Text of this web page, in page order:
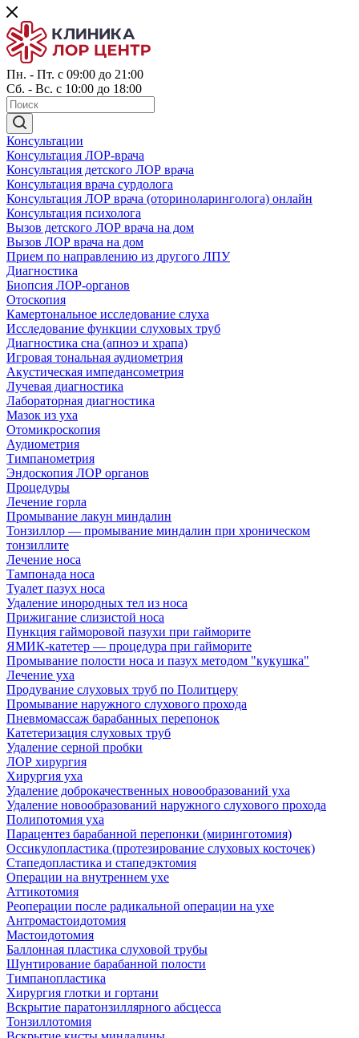
Пн. - Пт. с 09:00 до 21:00
Сб. - Вс. с 10:00 до 18:00
Консультации
Консультация ЛОР-врача
Консультация детского ЛОР врача
Консультация врача сурдолога
Консультация ЛОР врача (оториноларинголога) онлайн
Консультация психолога
Вызов детского ЛОР врача на дом
Вызов ЛОР врача на дом
Прием по направлению из другого ЛПУ
Диагностика
Биопсия ЛОР-органов
Отоскопия
Камертональное исследование слуха
Исследование функции слуховых труб
Диагностика сна (апноэ и храпа)
Игровая тональная аудиометрия
Акустическая импедансометрия
Лучевая диагностика
Лабораторная диагностика
Мазок из уха
Отомикроскопия
Аудиометрия
Тимпанометрия
Эндоскопия ЛОР органов
Процедуры
Лечение горла
Промывание лакун миндалин
Тонзиллор — промывание миндалин при хроническом
тонзиллите
Лечение носа
Тампонада носа
Туалет пазух носа
Удаление инородных тел из носа
Прижигание слизистой носа
Пункция гайморовой пазухи при гайморите
ЯМИК-катетер — процедура при гайморите
Промывание полости носа и пазух методом "кукушка"
Лечение уха
Продувание слуховых труб по Политцеру
Промывание наружного слухового прохода
Пневмомассаж барабанных перепонок
Катетеризация слуховых труб
Удаление серной пробки
ЛОР хирургия
Хирургия уха
Удаление доброкачественных новообразований уха
Удаление новообразований наружного слухового прохода
Полипотомия уха
Парацентез барабанной перепонки (миринготомия)
Оссикулопластика (протезирование слуховых косточек)
Стапедопластика и стапедэктомия
Операции на внутреннем ухе
Аттикотомия
Реоперации после радикальной операции на ухе
Антромастоидотомия
Мастоидотомия
Баллонная пластика слуховой трубы
Шунтирование барабанной полости
Тимпанопластика
Хирургия глотки и гортани
Вскрытие паратонзиллярного абсцесса
Тонзиллотомия